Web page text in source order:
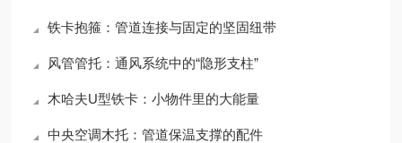
铁卡抱箍：管道连接与固定的坚固纽带
风管管托：通风系统中的“隐形支柱”
木哈夫U型铁卡：小物件里的大能量
中央空调木托：管道保温支撑的配件